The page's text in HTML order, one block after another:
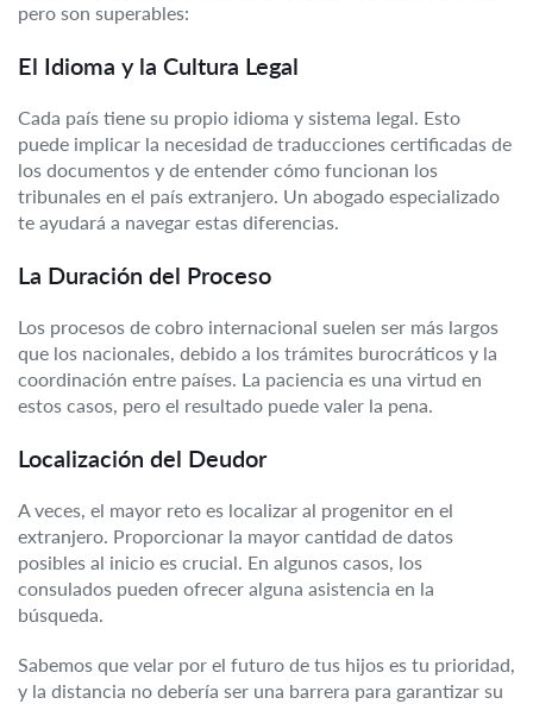
pero son superables:
El Idioma y la Cultura Legal
Cada país tiene su propio idioma y sistema legal. Esto
puede implicar la necesidad de traducciones certificadas de
los documentos y de entender cómo funcionan los
tribunales en el país extranjero. Un abogado especializado
te ayudará a navegar estas diferencias.
La Duración del Proceso
Los procesos de cobro internacional suelen ser más largos
que los nacionales, debido a los trámites burocráticos y la
coordinación entre países. La paciencia es una virtud en
estos casos, pero el resultado puede valer la pena.
Localización del Deudor
A veces, el mayor reto es localizar al progenitor en el
extranjero. Proporcionar la mayor cantidad de datos
posibles al inicio es crucial. En algunos casos, los
consulados pueden ofrecer alguna asistencia en la
búsqueda.
Sabemos que velar por el futuro de tus hijos es tu prioridad,
y la distancia no debería ser una barrera para garantizar su